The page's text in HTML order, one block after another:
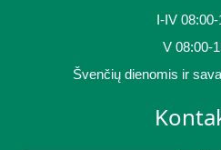
I-IV
V 08:00-
Švenčių dienomis ir